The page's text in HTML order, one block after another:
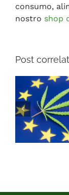
consumo,
nostro shop
Post